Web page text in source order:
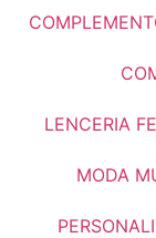
LENCERIA
MODA